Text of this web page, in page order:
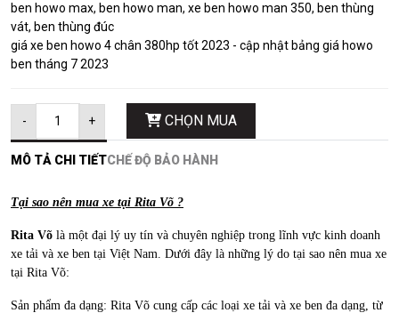
ben howo max, ben howo man, xe ben howo man 350, ben thùng
vát, ben thùng đúc
giá xe ben howo 4 chân 380hp tốt 2023 - cập nhật bảng giá howo
ben tháng 7 2023
- + CHỌN MUA
MÔ TẢ CHI TIẾTCHẾ ĐỘ BẢO HÀNH
Tại sao nên mua xe tại Rita Võ ?
Rita Võ là một đại lý uy tín và chuyên nghiệp trong lĩnh vực kinh doanh
xe tải và xe ben tại Việt Nam. Dưới đây là những lý do tại sao nên mua xe
tại Rita Võ:
Sản phẩm đa dạng: Rita Võ cung cấp các loại xe tải và xe ben đa dạng, từ